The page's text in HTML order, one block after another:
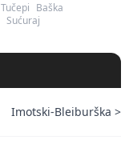
Tučepi Baška
Sućuraj
Imotski-Bleiburška >